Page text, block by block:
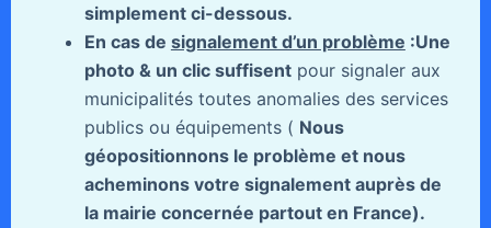
simplement ci-dessous.
En cas de signalement d’un problème :Une
photo & un clic suffisentpour signaler aux
municipalités toutes anomalies des services
publics ou équipements ( Nous
géopositionnons le problème et nous
acheminons votre signalement auprès de
la mairie concernée partout en France).